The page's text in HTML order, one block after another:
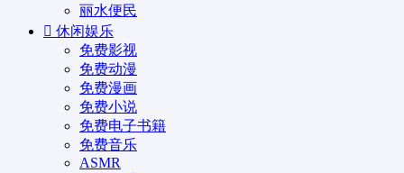
丽水便民
休闲娱乐
免费影视
免费动漫
免费漫画
免费小说
免费电子书籍
免费音乐
ASMR